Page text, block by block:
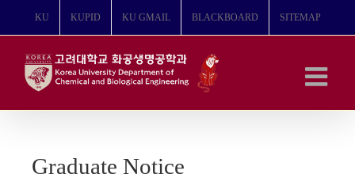
뛰
KU KUPID KU GMAIL BLACKBOARD SITEMAP
Graduate Notice